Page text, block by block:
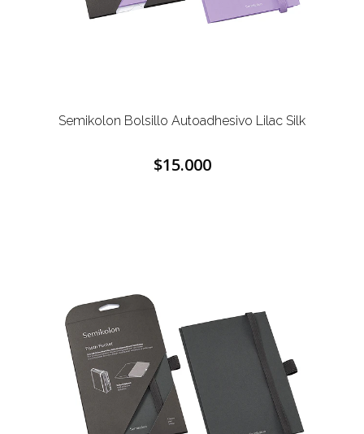
Semikolon Bolsillo Autoadhesivo Lilac Silk
$15.000